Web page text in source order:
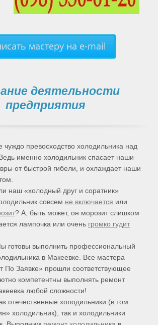
мастеру на e-mail
деятельности
предприятия
чуждо превосходство холодильника над
именно холодильник спасает наши
от быстрой гибели, и охлаждает наши
наш «холодный друг и соратник»
совсем не включается или
? А, быть может, он морозит слишком
лампочка или очень громко гудит
готовы выполнить профессиональный
в Макеевке. Все мастера
По Заявке» прошли соответствующее
компетентны выполнять ремонт
любой сложности!
отечественные холодильники (в том
холодильник), так и холодильники